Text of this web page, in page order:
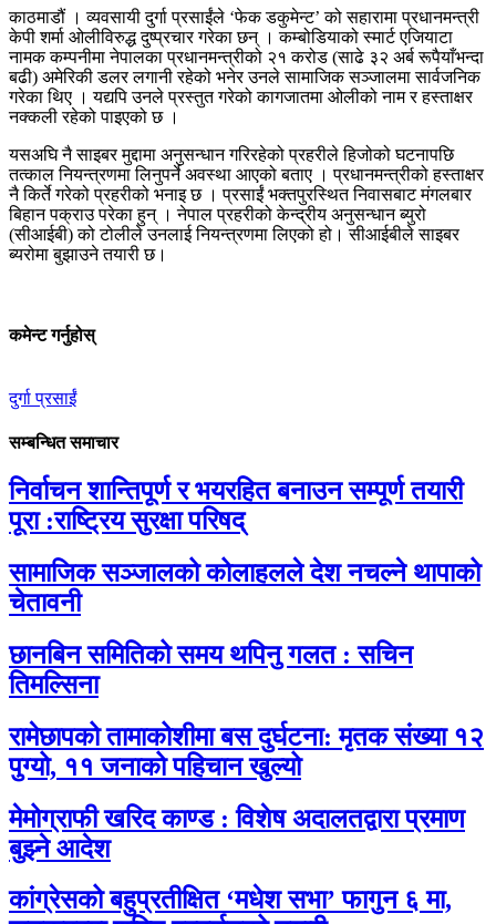
काठमाडौं । व्यवसायी दुर्गा प्रसाईंले ‘फेक डकुमेन्ट’ को सहारामा प्रधानमन्त्री
केपी शर्मा ओलीविरुद्ध दुष्प्रचार गरेका छन् । कम्बोडियाको स्मार्ट एजियाटा
नामक कम्पनीमा नेपालका प्रधानमन्त्रीको २१ करोड (साढे ३२ अर्ब रूपैयाँभन्दा
बढी) अमेरिकी डलर लगानी रहेको भनेर उनले सामाजिक सञ्जालमा सार्वजनिक
गरेका थिए । यद्यपि उनले प्रस्तुत गरेको कागजातमा ओलीको नाम र हस्ताक्षर
नक्कली रहेको पाइएको छ ।
यसअघि नै साइबर मुद्दामा अनुसन्धान गरिरहेको प्रहरीले हिजोको घटनापछि
तत्काल नियन्त्रणमा लिनुपर्ने अवस्था आएको बताए । प्रधानमन्त्रीको हस्ताक्षर
नै किर्ते गरेको प्रहरीको भनाइ छ । प्रसाईं भक्तपुरस्थित निवासबाट मंगलबार
बिहान पक्राउ परेका हुन् । नेपाल प्रहरीको केन्द्रीय अनुसन्धान ब्युरो
(सीआईबी) को टोलीले उनलाई नियन्त्रणमा लिएको हो। सीआईबीले साइबर
ब्यरोमा बुझाउने तयारी छ।
कमेन्ट गर्नुहोस्
दुर्गा प्रसाईं
सम्बन्धित समाचार
निर्वाचन शान्तिपूर्ण र भयरहित बनाउन सम्पूर्ण तयारी
पूरा :राष्ट्रिय सुरक्षा परिषद्
सामाजिक सञ्जालको कोलाहलले देश नचल्ने थापाको
चेतावनी
छानबिन समितिको समय थपिनु गलत : सचिन
तिमल्सिना
रामेछापको तामाकोशीमा बस दुर्घटना: मृतक संख्या १२
पुग्यो, ११ जनाको पहिचान खुल्यो
मेमोग्राफी खरिद काण्ड : विशेष अदालतद्वारा प्रमाण
बुझ्ने आदेश
कांग्रेसको बहुप्रतीक्षित ‘मधेश सभा’ फागुन ६ मा,